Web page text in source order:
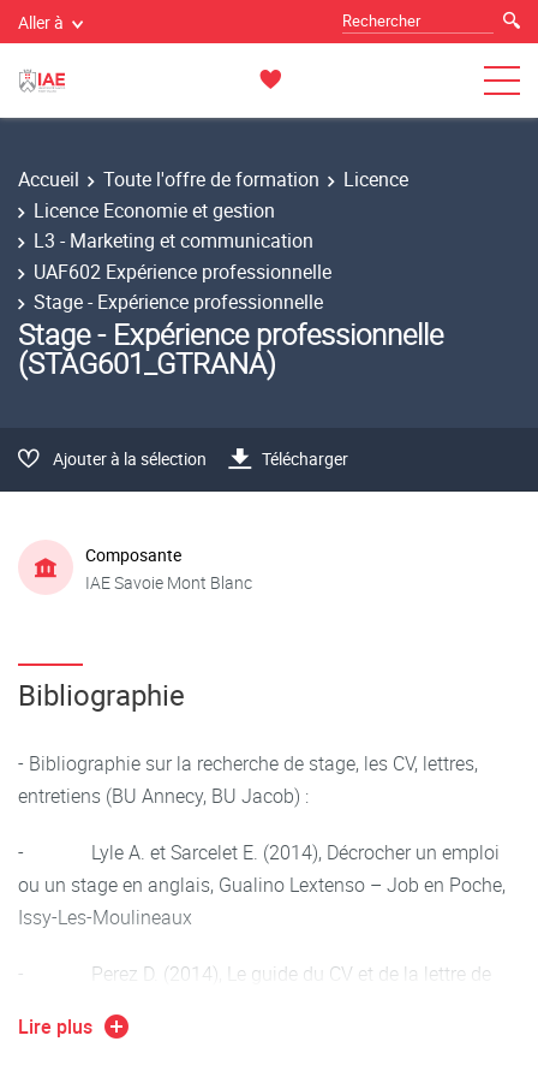
Aller à
Accueil Toute l'offre de formation
Licence
Licence Economie et gestion
L3 - Marketing et communication
UAF602 Expérience professionnelle
Stage - Expérience professionnelle
Stage - Expérience professionnelle
(STAG601_GTRANA)
Ajouter à la sélection Télécharger
Composante
IAE Savoie Mont Blanc
Bibliographie
- Bibliographie sur la recherche de stage, les CV, lettres,
entretiens (BU Annecy, BU Jacob) :
- Lyle A. et Sarcelet E. (2014), Décrocher un emploi
ou un stage en anglais, Gualino Lextenso – Job en Poche,
Issy-Les-Moulineaux
- Perez D. (2014), Le guide du CV et de la lettre de
Lire plus